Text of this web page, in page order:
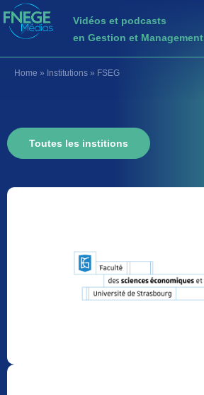
Vidéos et podcasts
en Gestion et Management
Home » Institutions » FSEG
Toutes les institions